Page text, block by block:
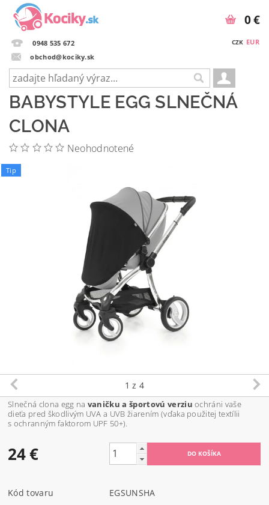
0948 535 672
obchod@kociky.sk
CZK EUR
0 €
BABYSTYLE EGG SLNEČNÁ
CLONA
Neohodnotené
Tip
1 z 4
Slnečná clona egg na vaničku a športovú verziu ochráni vaše
dieťa pred škodlivým UVA a UVB žiarením (vďaka použitej textílii
s ochranným faktorom UPF 50+).
24 €
Kód tovaru
EGSUNSHA